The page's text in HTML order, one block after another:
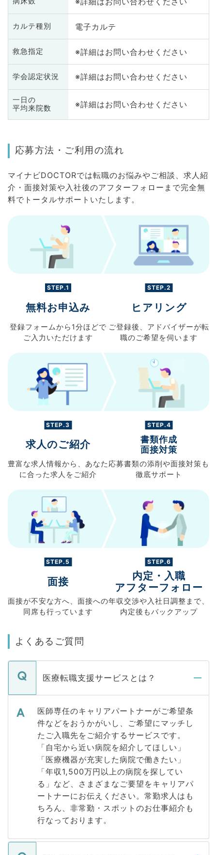
カルテ種別 電子カルテ
救急指定 ※詳細はお問い合わせください
学会認定状況 ※詳細はお問い合わせください
一日の
平均来院数
※詳細はお問い合わせください
応募方法・ご利用の流れ
マイナビDOCTORでは転職のお悩みやご相談、求人紹
介・面接対策や入社後のアフターフォローまで完全無
料でトータルサポートいたします。
STEP.1
無料お申込み
登録フォームから 1分ほどで
ご入力 いただけます
STEP.2
ヒアリング
ご登録後、 アドバイザーが転
職のご希望を伺います
STEP.3
求人のご紹介
豊富な求人情報から、 あなた
に合った求人を ご紹介
STEP.4
書類作成
面接対策
応募書類の添削や面接対策も
徹底サポート
STEP.5
面接
面接が不安な方へ、 面接への
同席も行っています
STEP.6
内定・入職
アフターフォロー
年収交渉や入社日調整まで、
内定後もバックアップ
よくあるご質問
医療転職支援サービスとは？
医師専任のキャリアパートナーがご希望条
件などをおうかがいし、ご希望にマッチし
たご入職先をご紹介するサービスです。
「自宅から近い病院を紹介してほしい」
「医療機器が充実した病院で働きたい」
「年収1,500万円以上の病院を探してい
る」など、さまざまなご要望をキャリアパ
ートナーにお伝えください。常勤求人はも
ちろん、非常勤・スポットのお仕事紹介も
行なっております。